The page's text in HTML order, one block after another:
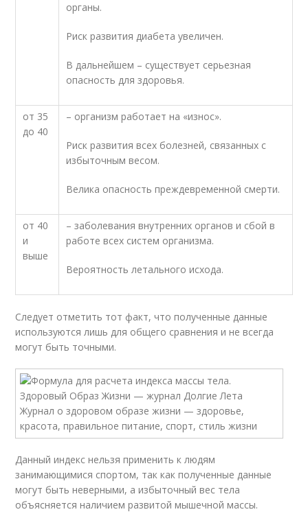
органы.
Риск развития диабета увеличен.
В дальнейшем – существует серьезная
опасность для здоровья.
от 35
до 40
– организм работает на «износ».
Риск развития всех болезней, связанных с
избыточным весом.
Велика опасность преждевременной смерти.
от 40
и
выше
– заболевания внутренних органов и сбой в
работе всех систем организма.
Вероятность летального исхода.
Следует отметить тот факт, что полученные данные
используются лишь для общего сравнения и не всегда
могут быть точными.
Данный индекс нельзя применить к людям
занимающимися спортом, так как полученные данные
могут быть неверными, а избыточный вес тела
объясняется наличием развитой мышечной массы.